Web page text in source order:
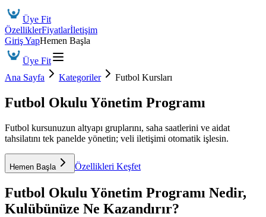
Üye Fit
ÖzelliklerFiyatlarİletişim
Giriş YapHemen Başla
Üye Fit
Ana Sayfa
Kategoriler Futbol Kursları
Futbol Okulu Yönetim Programı
Futbol kursunuzun altyapı gruplarını, saha saatlerini ve aidat
tahsilatını tek panelde yönetin; veli iletişimi otomatik işlesin.
Hemen Başla Özellikleri Keşfet
Futbol Okulu Yönetim Programı Nedir,
Kulübünüze Ne Kazandırır?